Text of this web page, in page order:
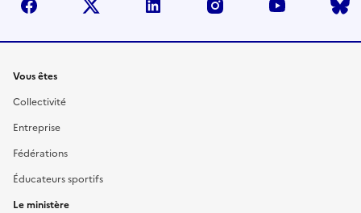
facebook twitter linkedin instagram youtube
Liens
Vous êtes
Collectivité
Entreprise
Fédérations
Éducateurs sportifs
Le ministère